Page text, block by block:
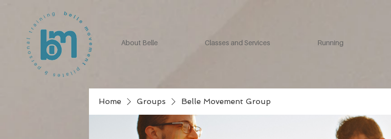
About Belle Classes and Services Running
Home Groups Belle Movement Group